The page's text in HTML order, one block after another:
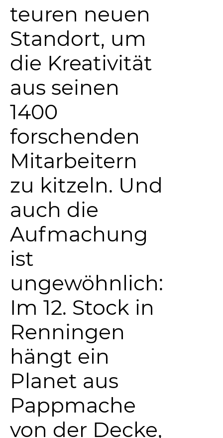
teuren neuen
Standort, um
die Kreativität
aus seinen
1400
forschenden
Mitarbeitern
zu kitzeln. Und
auch die
Aufmachung
ist
ungewöhnlich:
Im 12. Stock in
Renningen
hängt ein
Planet aus
Pappmache
von der Decke,